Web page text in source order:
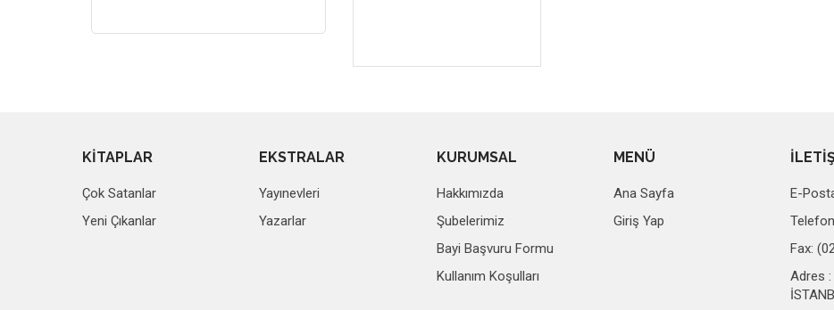
KİTAPLAR
Çok Satanlar
Yeni Çıkanlar
EKSTRALAR
Yayınevleri
Yazarlar
KURUMSAL
Hakkımızda
Şubelerimiz
Bayi Başvuru Formu
Kullanım Koşulları
MENÜ
Ana Sayfa
Giriş Yap
E-
Fax:
Adres